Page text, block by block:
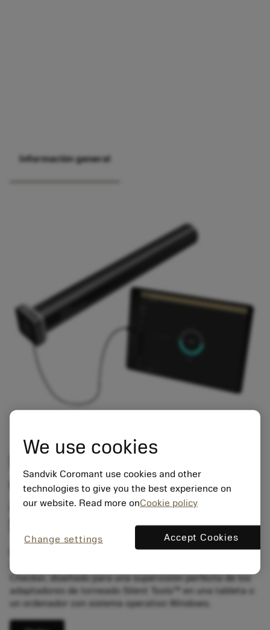
Información general
del reglaje y el estado de los
adaptadores de torneado
Mejore la precisión del reglaje y garantice el buen estado
de la herramienta con el dispositivo digital Tool Status
Checker, diseñado para una supervisión perfecta de los
adaptadores de torneado Silent Tools™ en una tableta o
un ordenador con sistema operativo Windows.
We use cookies
Sandvik Coromant use cookies and other
technologies to give you the best experience on
our website. Read more onCookie policy
Change settings Accept Cookies